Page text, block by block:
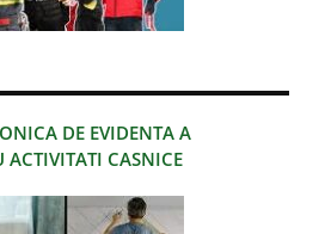
DE EVIDENTA A
ACTIVITATI CASNICE